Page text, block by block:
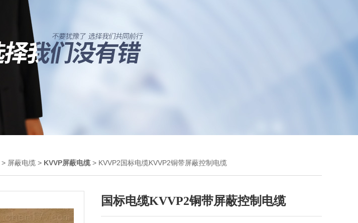
> 屏蔽电缆 > KVVP屏蔽电缆> KVVP2国标电缆KVVP2铜带屏蔽控制电缆
国标电缆KVVP2铜带屏蔽控制电缆